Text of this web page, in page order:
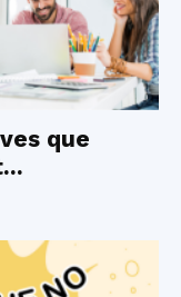
que